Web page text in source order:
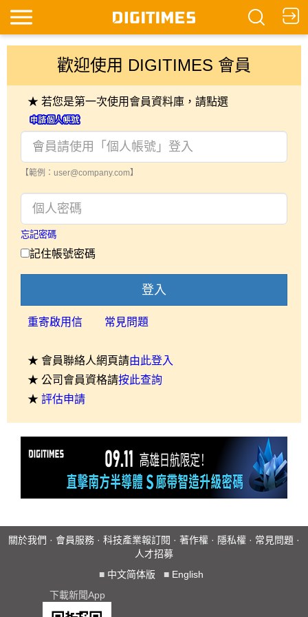
歡迎使用 DIGITIMES 會員
★ 若您是第一次使用會員資料庫，請點選
【範例：user@company.com】
忘記密碼
記住帳號密碼
登入
重寄啟用信 常見問題
★ 會員聯絡人網頁請由此登入
★ 公司會員資格請按此查詢
★ 評估申請
關於我們 · 會員服務 · 科技產業報訂閱 · 著作權 · 隱私權 · 常見問題 ·
人才招募
■ 中文简体版 ■ English
下載新聞App